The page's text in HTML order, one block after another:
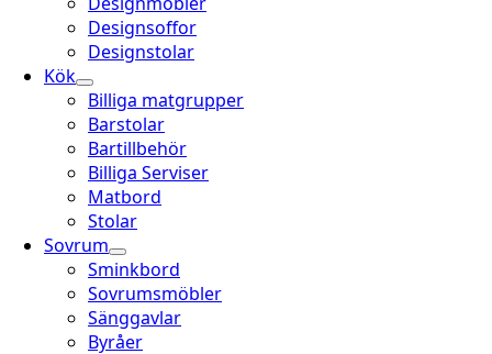
Designsoffor
Designstolar
Kök
Billiga matgrupper
Barstolar
Bartillbehör
Billiga Serviser
Matbord
Stolar
Sovrum
Sminkbord
Sovrumsmöbler
Sänggavlar
Byråer